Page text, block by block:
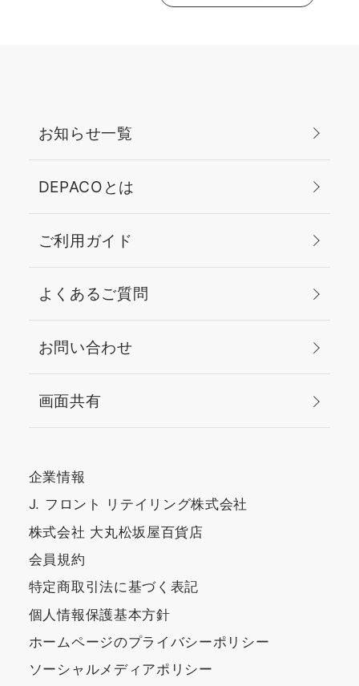
お知らせ一覧
DEPACOとは
ご利用ガイド
よくあるご質問
お問い合わせ
画面共有
企業情報
J. フロント リテイリング株式会社
株式会社 大丸松坂屋百貨店
会員規約
特定商取引法に基づく表記
個人情報保護基本方針
ホームページのプライバシーポリシー
ソーシャルメディアポリシー